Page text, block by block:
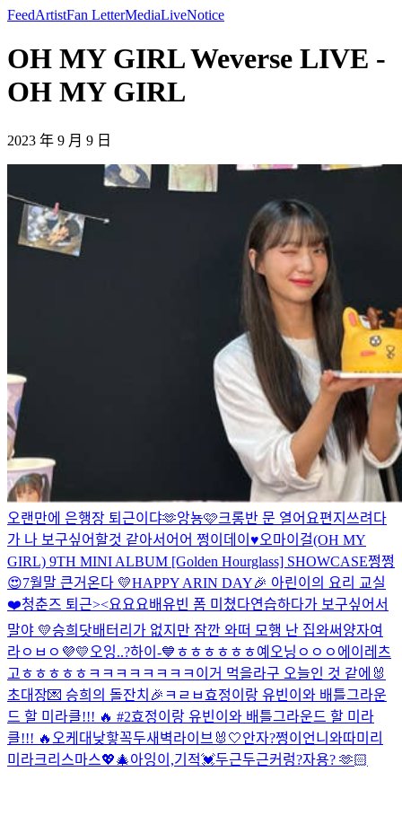
FeedArtistFan LetterMediaLiveNotice
OH MY GIRL Weverse LIVE -
OH MY GIRL
2023 年 9 月 9 日
오랜만에 은행장 퇴근이댜🫶앙뇽🩷크롱반 문 열어요편지쓰려다
가 나 보구싶어할것 같아서어어 쩡이데이♥오마이걸(OH MY
GIRL) 9TH MINI ALBUM [Golden Hourglass] SHOWCASE쩡쩡
😍7월말 큰거온다 💛HAPPY ARIN DAY🎉 아린이의 요리 교실
❤️청춘즈 퇴근><요요요배유빈 폼 미쳤다연습하다가 보구싶어서
말야 💛승희닷배터리가 없지만 잠깐 와떠 모행 난 집와써 양자여
라ㅇㅂㅇ 💜💛 오잉..?하이-💙 ㅎㅎㅎㅎㅎㅎ예오닝 ㅇㅇㅇ 에이 레츠
고 ㅎㅎㅎㅎㅎ ㅋㅋㅋㅋㅋㅋㅋㅋ 이거 먹을라구 오늘인 것 같에🐰
초대장💌 승희의 돌잔치🎉 ㅋㄹㅂ 효정이랑 유빈이와 배틀그라운
드 할 미라클!!! 🔥 #2효정이랑 유빈이와 배틀그라운드 할 미라
클!!! 🔥 오케 대낮핳꼭두새벽라이브 🐰🤍안자?쩡이언니와따미리
미라크리스마스💖🎄아잉이,기적💓두근두근커렁?자용? 🫶🏻